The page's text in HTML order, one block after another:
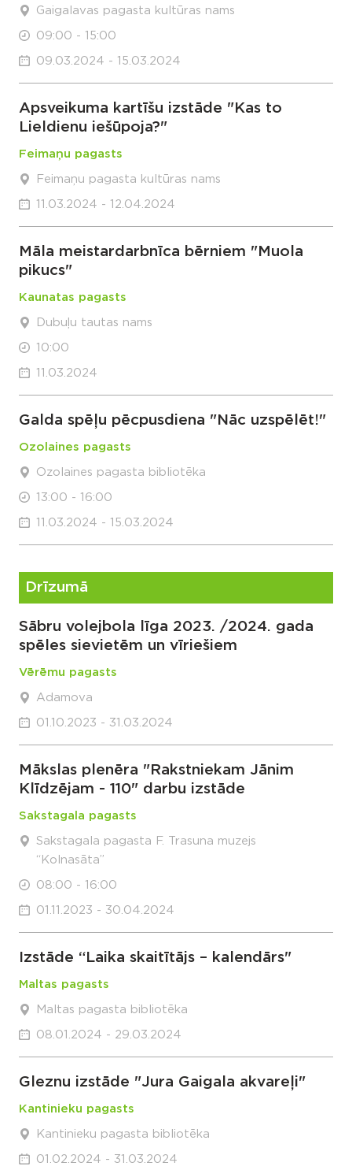
Gaigalavas pagasta kultūras nams
09:00 - 15:00
09.03.2024 - 15.03.2024
Apsveikuma kartīšu izstāde "Kas to
Lieldienu iešūpoja?"
Feimaņu pagasts
Feimaņu pagasta kultūras nams
11.03.2024 - 12.04.2024
Māla meistardarbnīca bērniem "Muola
pikucs"
Kaunatas pagasts
Dubuļu tautas nams
10:00
11.03.2024
Galda spēļu pēcpusdiena "Nāc uzspēlēt!"
Ozolaines pagasts
Ozolaines pagasta bibliotēka
13:00 - 16:00
11.03.2024 - 15.03.2024
Drīzumā
Sābru volejbola līga 2023. /2024. gada
spēles sievietēm un vīriešiem
Vērēmu pagasts
Adamova
01.10.2023 - 31.03.2024
Mākslas plenēra "Rakstniekam Jānim
Klīdzējam - 110" darbu izstāde
Sakstagala pagasts
Sakstagala pagasta F. Trasuna muzejs
“Kolnasāta”
08:00 - 16:00
01.11.2023 - 30.04.2024
Izstāde “Laika skaitītājs – kalendārs"
Maltas pagasts
Maltas pagasta bibliotēka
08.01.2024 - 29.03.2024
Gleznu izstāde "Jura Gaigala akvareļi"
Kantinieku pagasts
Kantinieku pagasta bibliotēka
01.02.2024 - 31.03.2024